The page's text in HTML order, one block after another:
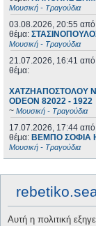
Μουσική - Τραγούδια
03.08.2026, 20:55
θέμα:
Μουσική - Τραγούδια
21.07.2026, 16:41
θέμα:
ΧΑΤΖΗΑΠΟΣΤΟΛΟΥ
ODEON 82022 - 1922
~ Μουσική - Τραγούδια
17.07.2026, 17:44
θέμα: ΒΕΜΠΟ ΣΟΦΙΑ
Μουσική - Τραγούδια
Αυτή η πολιτική